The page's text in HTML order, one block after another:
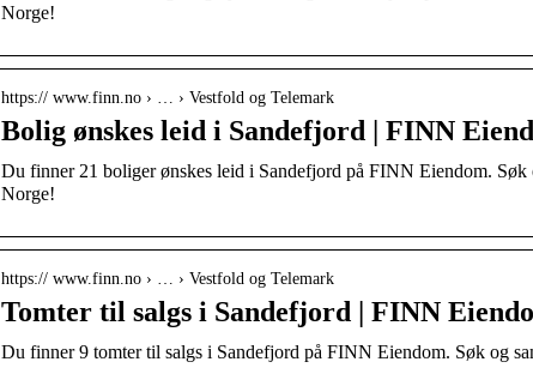
Norge!
https:// www.finn.no › … › Vestfold og Telemark
Bolig ønskes leid i Sandefjord | FINN
Du finner 21 boliger ønskes leid i Sandefjord på FINN Eiendom.
Norge!
https:// www.finn.no › … › Vestfold og Telemark
Tomter til salgs i Sandefjord | FINN
Du finner 9 tomter til salgs i Sandefjord på FINN Eiendom. Søk og